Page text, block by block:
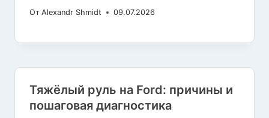
От Alexandr Shmidt 09.07.2026
Тяжёлый руль на Ford: причины и
пошаговая диагностика